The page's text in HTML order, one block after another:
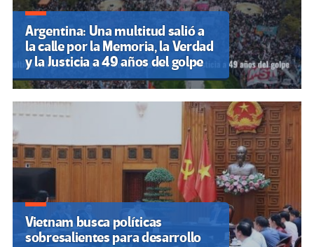
Argentina: Una multitud salió a
la calle por la Memoria, la Verdad
y la Justicia a 49 años del golpe
Vietnam busca políticas
sobresalientes para desarrollo